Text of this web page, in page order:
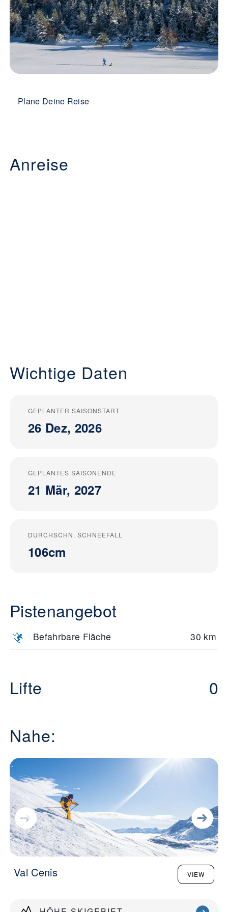
Plane Deine Reise
Anreise
Wichtige Daten
GEPLANTER SAISONSTART
26 Dez, 2026
GEPLANTES SAISONENDE
21 Mär, 2027
DURCHSCHN. SCHNEEFALL
106cm
Pistenangebot
Befahrbare Fläche 30 km
Lifte 0
Nahe:
Val Cenis VIEW